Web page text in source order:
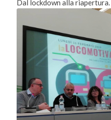
Dal lockdown alla